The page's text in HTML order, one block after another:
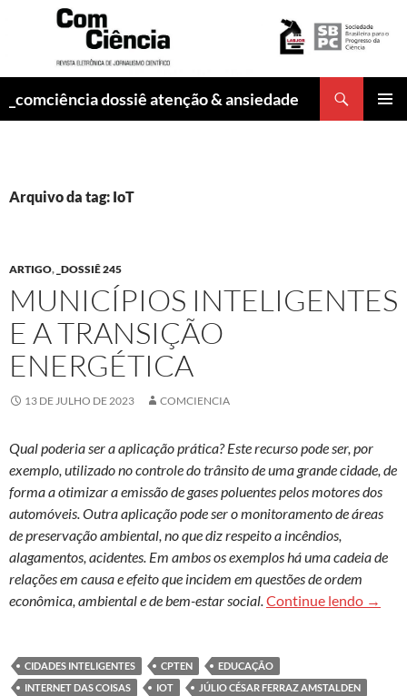
_comciência dossiê atenção & ansiedade
Arquivo da tag: IoT
ARTIGO, _DOSSIÊ 245
MUNICÍPIOS INTELIGENTES
E A TRANSIÇÃO
ENERGÉTICA
13 DE JULHO DE 2023 COMCIENCIA
Qual poderia ser a aplicação prática? Este recurso pode ser, por
exemplo, utilizado no controle do trânsito de uma grande cidade, de
forma a otimizar a emissão de gases poluentes pelos motores dos
automóveis. Outra aplicação pode ser o monitoramento de áreas
de preservação ambiental, no que diz respeito a incêndios,
alagamentos, acidentes. Em ambos os exemplos há uma cadeia de
relações em causa e efeito que incidem em questões de ordem
econômica, ambiental e de bem-estar social.Continue lendo →
CIDADES INTELIGENTES CPTEN
EDUCAÇÃO
INTERNET DAS COISAS
IOT
JÚLIO CÉSAR FERRAZ AMSTALDEN